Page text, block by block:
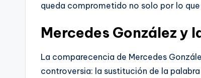
queda comprometido no solo por lo
Mercedes González y
La comparecencia de Mercedes
controversia: la sustitución de la palabra